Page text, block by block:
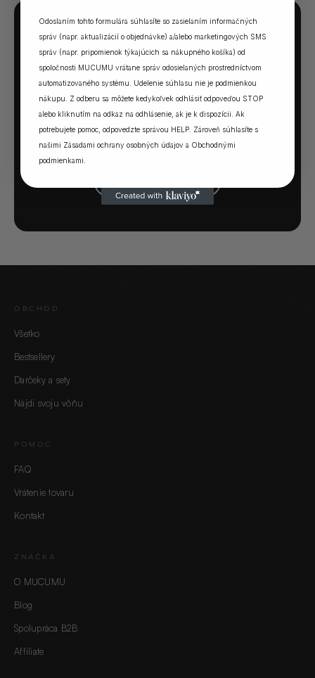
MUCUMU KVÍZ
Ktorá vôňa Vám
sadne?
5 otázok. Jedna odpoveď. Vaša ideálna MUCUMU
vôňa.
OBCHOD
Všetko
Bestsellery
Darčeky a sety
Nájdi svoju vôňu
POMOC
FAQ
Vrátenie tovaru
Kontakt
ZNAČKA
O MUCUMU
Blog
Spolupráca B2B
Affiliate
Odoslaním tohto formulára súhlasíte so zasielaním informačných
správ (napr. aktualizácií o objednávke) a/alebo marketingových SMS
správ (napr. pripomienok týkajúcich sa nákupného košíka) od
spoločnosti MUCUMU vrátane správ odosielaných prostredníctvom
automatizovaného systému. Udelenie súhlasu nie je podmienkou
nákupu. Z odberu sa môžete kedykoľvek odhlásiť odpoveďou STOP
alebo kliknutím na odkaz na odhlásenie, ak je k dispozícii. Ak
potrebujete pomoc, odpovedzte správou HELP. Zároveň súhlasíte s
našimi Zásadami ochrany osobných údajov a Obchodnými
podmienkami